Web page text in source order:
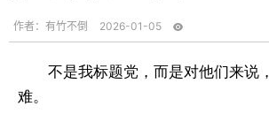
作者： 有竹不倒 2026-01-05
不是我标题党，而是对他们来说
难。